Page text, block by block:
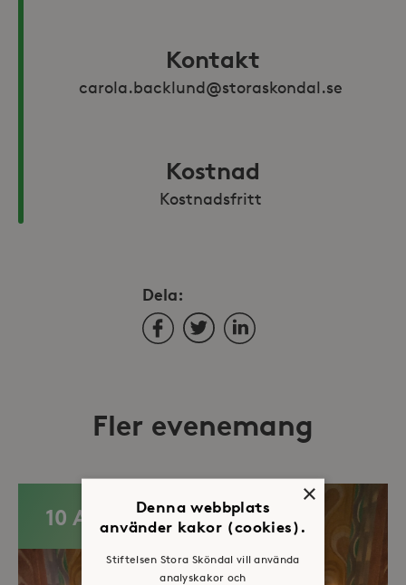
Kontakt
carola.backlund@storaskondal.se
Kostnad
Kostnadsfritt
Dela:
FacebookTwitterLinkedIn
Fler evenemang
10 AUG
×
Denna webbplats
använder kakor (cookies).
Stiftelsen Stora Sköndal vill använda
analyskakor och